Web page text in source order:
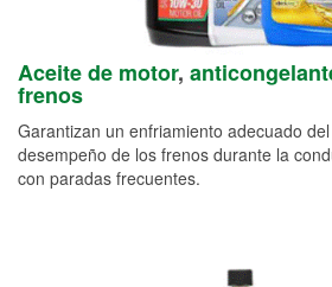
Aceite de motor,
frenos
Garantizan un enfriamiento adecuado
desempeño de los frenos durante la
con paradas frecuentes.